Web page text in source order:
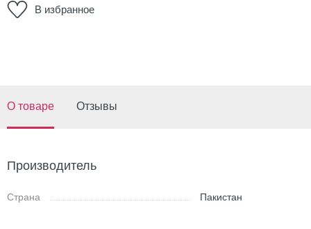
В избранное
О товаре Отзывы
Производитель
Страна Пакистан